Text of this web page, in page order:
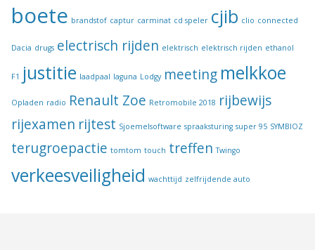
boete brandstof captur carminat cd speler cjib clio connected
Dacia drugs electrisch rijden elektrisch elektrisch rijden ethanol
F1 justitie laadpaal laguna Lodgy meeting melkkoe
Opladen radio Renault Zoe Retromobile 2018 rijbewijs
rijexamen rijtest Sjoemelsoftware spraaksturing super 95 SYMBIOZ
terugroepactie tomtom touch treffen Twingo
verkeesveiligheid wachttijd zelfrijdende auto